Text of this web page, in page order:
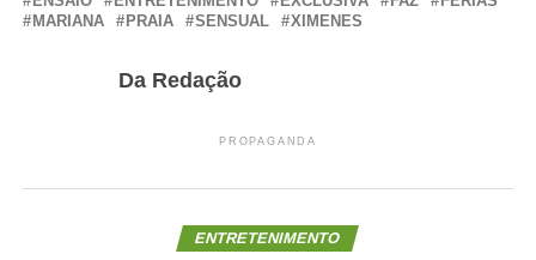
MARIANA
PRAIA SENSUAL XIMENES
Da Redação
PROPAGANDA
ENTRETENIMENTO